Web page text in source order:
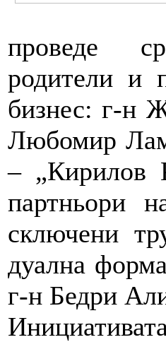
проведе
родители и
бизнес: г-н
Любомир
– „Кирилов
партньори
сключени
дуална
г-н Бедри